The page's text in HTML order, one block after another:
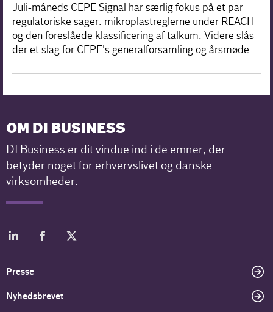
Juli-måneds CEPE Signal har særlig fokus på et par
regulatoriske sager: mikroplastreglerne under REACH
og den foreslåede klassificering af talkum. Videre slås
der et slag for CEPE's generalforsamling og årsmøde…
OM DI BUSINESS
DI Business er dit vindue ind i de emner, der
betyder noget for erhvervslivet og danske
virksomheder.
Presse
Nyhedsbrevet